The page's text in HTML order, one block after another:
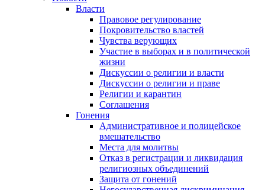
Власти
Правовое регулирование
Покровительство властей
Чувства верующих
Участие в выборах и в политической
жизни
Дискуссии о религии и власти
Дискуссии о религии и праве
Религии и карантин
Соглашения
Гонения
Административное и полицейское
вмешательство
Места для молитвы
Отказ в регистрации и ликвидация
религиозных объединений
Защита от гонений